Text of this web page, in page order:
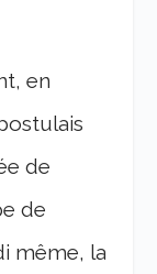
en
de
de
même, la